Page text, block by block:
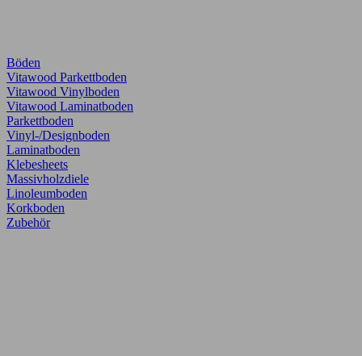
Böden
Vitawood Parkettboden
Vitawood Vinylboden
Vitawood Laminatboden
Parkettboden
Vinyl-/Designboden
Laminatboden
Klebesheets
Massivholzdiele
Linoleumboden
Korkboden
Zubehör